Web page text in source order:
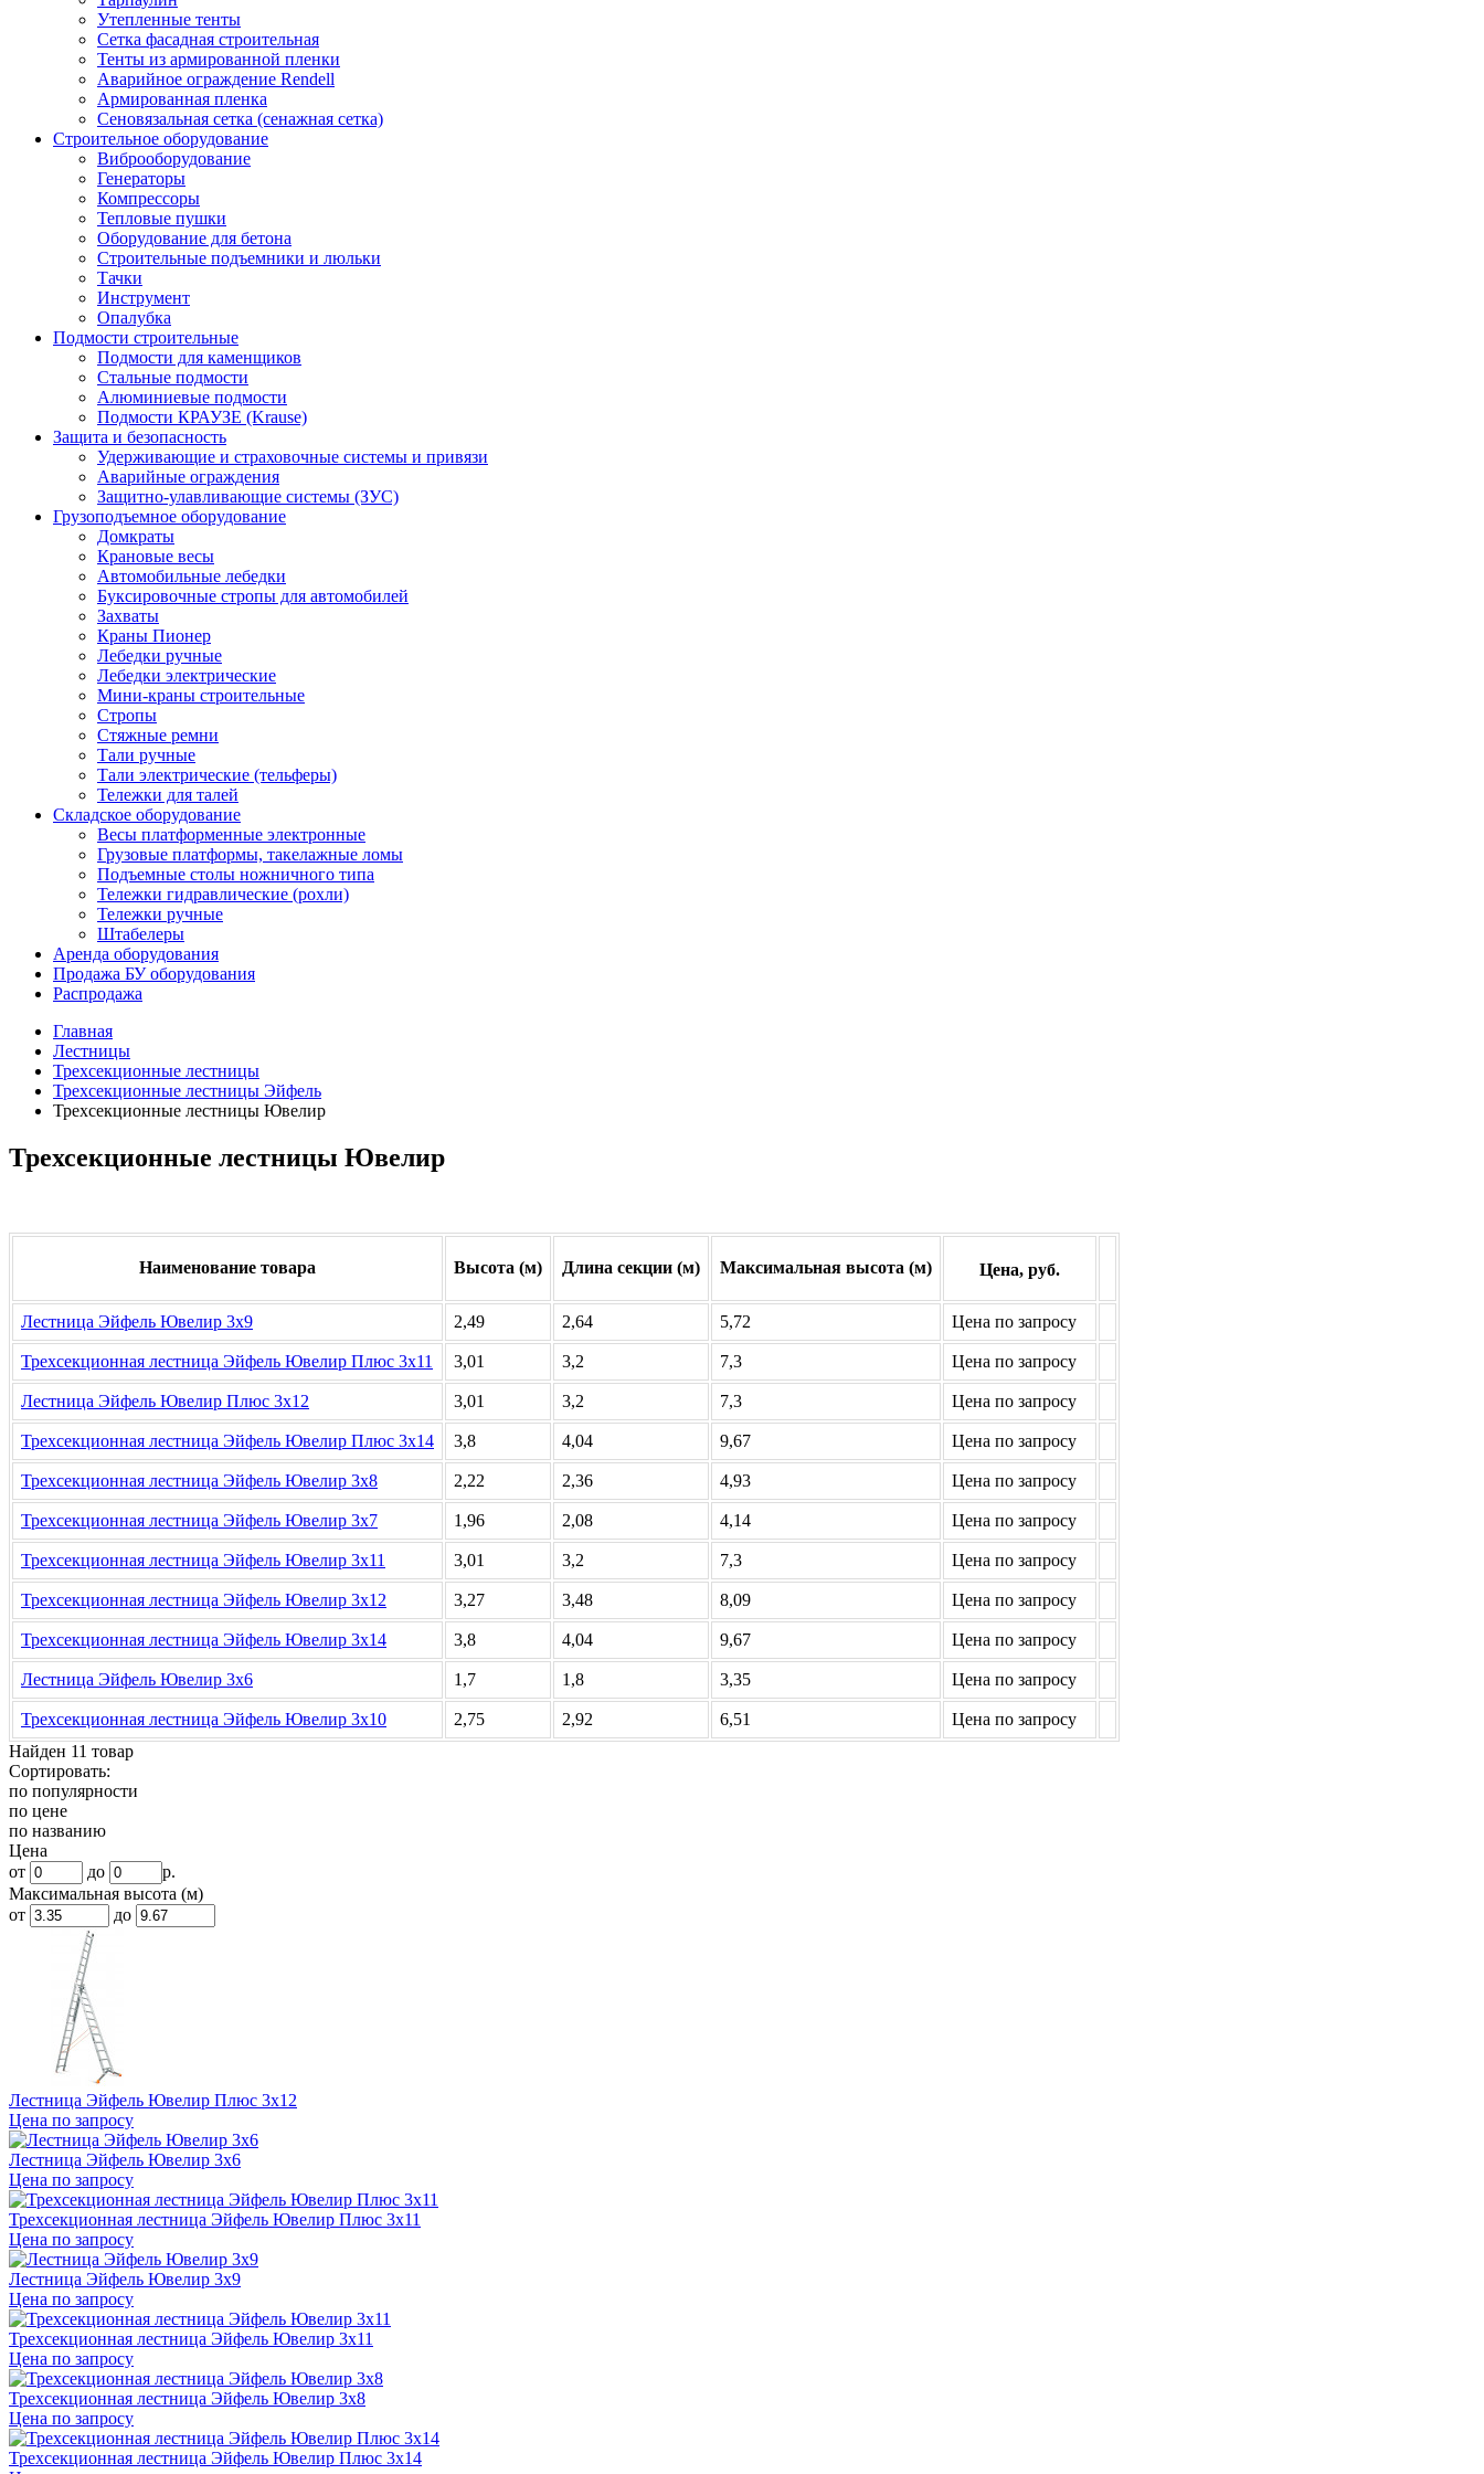
Утепленные тенты
Сетка фасадная строительная
Тенты из армированной пленки
Аварийное ограждение Rendell
Армированная пленка
Сеновязальная сетка (сенажная сетка)
Строительное оборудование
Виброоборудование
Генераторы
Компрессоры
Тепловые пушки
Оборудование для бетона
Строительные подъемники и люльки
Тачки
Инструмент
Опалубка
Подмости строительные
Подмости для каменщиков
Стальные подмости
Алюминиевые подмости
Подмости КРАУЗЕ (Krause)
Защита и безопасность
Удерживающие и страховочные системы и привязи
Аварийные ограждения
Защитно-улавливающие системы (ЗУС)
Грузоподъемное оборудование
Домкраты
Крановые весы
Автомобильные лебедки
Буксировочные стропы для автомобилей
Захваты
Краны Пионер
Лебедки ручные
Лебедки электрические
Мини-краны строительные
Стропы
Стяжные ремни
Тали ручные
Тали электрические (тельферы)
Тележки для талей
Складское оборудование
Весы платформенные электронные
Грузовые платформы, такелажные ломы
Подъемные столы ножничного типа
Тележки гидравлические (рохли)
Тележки ручные
Штабелеры
Аренда оборудования
Продажа БУ оборудования
Распродажа
Главная
Лестницы
Трехсекционные лестницы
Трехсекционные лестницы Эйфель
Трехсекционные лестницы Ювелир
Трехсекционные лестницы Ювелир
Наименование товара Высота (м) Длина секции (м) Максимальная высота (м) Цена, руб.
Лестница Эйфель Ювелир 3х9 2,49 2,64 5,72 Цена по запросу
Трехсекционная лестница Эйфель Ювелир Плюс 3х11 3,01 3,2 7,3 Цена по запросу
Лестница Эйфель Ювелир Плюс 3х12 3,01 3,2 7,3 Цена по запросу
Трехсекционная лестница Эйфель Ювелир Плюс 3х14 3,8 4,04 9,67 Цена по запросу
Трехсекционная лестница Эйфель Ювелир 3х8 2,22 2,36 4,93 Цена по запросу
Трехсекционная лестница Эйфель Ювелир 3х7 1,96 2,08 4,14 Цена по запросу
Трехсекционная лестница Эйфель Ювелир 3х11 3,01 3,2 7,3 Цена по запросу
Трехсекционная лестница Эйфель Ювелир 3х12 3,27 3,48 8,09 Цена по запросу
Трехсекционная лестница Эйфель Ювелир 3х14 3,8 4,04 9,67 Цена по запросу
Лестница Эйфель Ювелир 3х6 1,7 1,8 3,35 Цена по запросу
Трехсекционная лестница Эйфель Ювелир 3х10 2,75 2,92 6,51
Цена по запросу
Найден 11 товар
Сортировать:
по популярности
по цене
по названию
Цена
от
до
р.
Максимальная высота (м)
от
до
Лестница Эйфель Ювелир Плюс 3х12
Цена по запросу
Лестница Эйфель Ювелир 3х6
Цена по запросу
Трехсекционная лестница Эйфель Ювелир Плюс 3х11
Цена по запросу
Лестница Эйфель Ювелир 3х9
Цена по запросу
Трехсекционная лестница Эйфель Ювелир 3х11
Цена по запросу
Трехсекционная лестница Эйфель Ювелир 3х8
Цена по запросу
Трехсекционная лестница Эйфель Ювелир Плюс 3х14